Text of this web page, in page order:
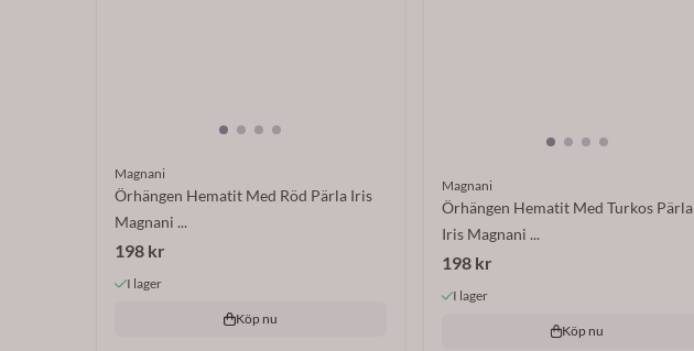
Magnani
Örhängen Hematit Med Röd Pärla Iris
Magnani ...
198 kr
I lager
Köp nu
Magnani
Örhängen Hematit Med Turkos Pärla
Iris Magnani ...
198 kr
I lager
Köp nu